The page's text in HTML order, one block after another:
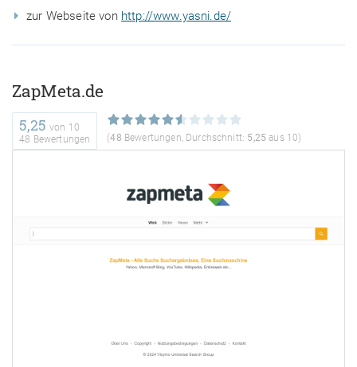
zur Webseite von http://www.yasni.de/
ZapMeta.de
5,25 von 10
48 Bewertungen
(48 Bewertungen, Durchschnitt: 5,25 aus 10)